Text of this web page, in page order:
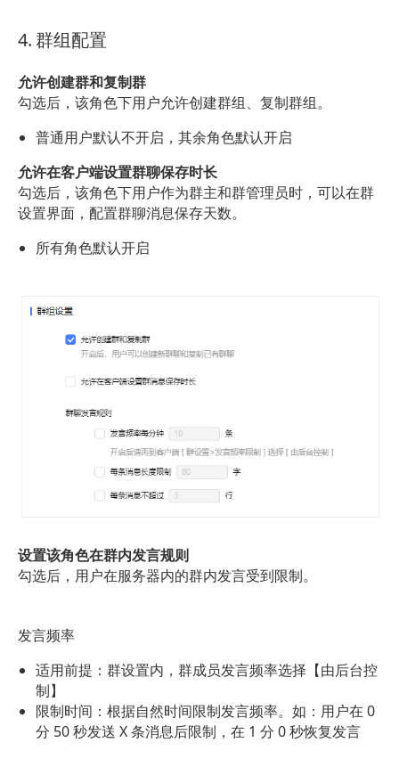
4. 群组配置
允许创建群和复制群
勾选后，该角色下用户允许创建群组、复制群组。
普通用户默认不开启，其余角色默认开启
允许在客户端设置群聊保存时长
勾选后，该角色下用户作为群主和群管理员时，可以在群
设置界面，配置群聊消息保存天数。
所有角色默认开启
设置该角色在群内发言规则
勾选后，用户在服务器内的群内发言受到限制。
发言频率
适用前提：群设置内，群成员发言频率选择【由后台控
制】
限制时间：根据自然时间限制发言频率。如：用户在 0
分 50 秒发送 X 条消息后限制，在 1 分 0 秒恢复发言